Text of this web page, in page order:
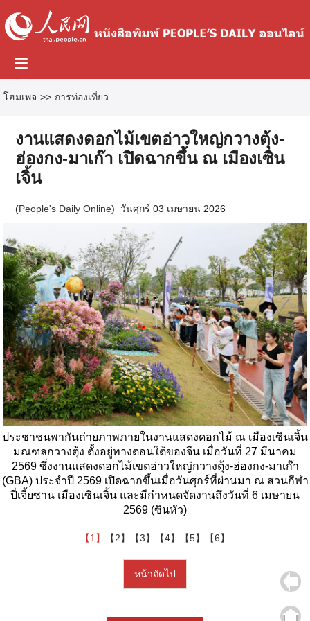
โฮมเพจ >> การท่องเที่ยว
งานแสดงดอกไม้เขตอ่าวใหญ่กวางตุ้ง-
ฮ่องกง-มาเก๊า เปิดฉากขึ้น ณ เมืองเซิน
เจิ้น
(People's Daily Online) วันศุกร์ 03 เมษายน 2026
ประชาชนพากันถ่ายภาพภายในงานแสดงดอกไม้ ณ เมืองเซินเจิ้น
มณฑลกวางตุ้ง ตั้งอยู่ทางตอนใต้ของจีน เมื่อวันที่ 27 มีนาคม
2569 ซึ่งงานแสดงดอกไม้เขตอ่าวใหญ่กวางตุ้ง-ฮ่องกง-มาเก๊า
(GBA) ประจำปี 2569 เปิดฉากขึ้นเมื่อวันศุกร์ที่ผ่านมา ณ สวนกีฬา
ปี่เจี้ยซาน เมืองเซินเจิ้น และมีกำหนดจัดงานถึงวันที่ 6 เมษายน
2569 (ซินหัว)
【1】 【2】 【3】 【4】 【5】 【6】
หน้าถัดไป